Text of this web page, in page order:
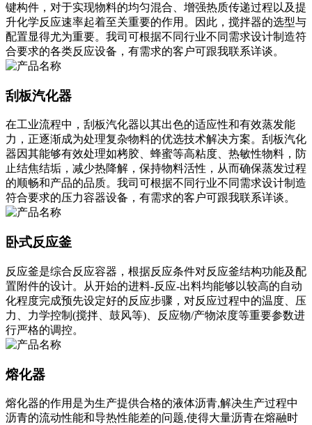
键构件，对于实现物料的均匀混合、增强热质传递过程以及提
升化学反应速率起着至关重要的作用。因此，搅拌器的选型与
配置显得尤为重要。我司可根据不同行业不同需求设计制造符
合要求的各类反应设备，有需求的客户可跟我联系详谈。
刮板汽化器
在工业流程中，刮板汽化器以其出色的适应性和有效蒸发能
力，正逐渐成为处理复杂物料的优选技术解决方案。刮板汽化
器因其能够有效处理如栲胶、蜂蜜等高粘度、热敏性物料，防
止结焦结垢，减少热降解，保持物料活性，从而确保蒸发过程
的顺畅和产品的品质。我司可根据不同行业不同需求设计制造
符合要求的压力容器设备，有需求的客户可跟我联系详谈。
卧式反应釜
反应釜是综合反应容器，根据反应条件对反应釜结构功能及配
置附件的设计。从开始的进料-反应-出料均能够以较高的自动
化程度完成预先设定好的反应步骤，对反应过程中的温度、压
力、力学控制(搅拌、鼓风等)、反应物/产物浓度等重要参数进
行严格的调控。
熔化器
熔化器的作用是为生产提供合格的液体沥青,解决生产过程中
沥青的流动性能和导热性能差的问题,使得大量沥青在熔融时